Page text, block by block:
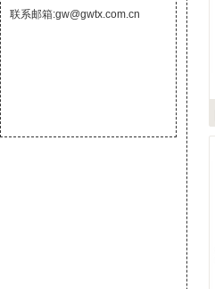
联系邮箱:gw@gwtx.com.cn